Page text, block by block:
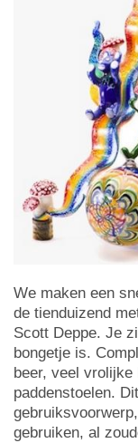
We maken een
de tienduizend
Scott Deppe. Je
bongetje is.
beer, veel
paddenstoelen.
gebruiken, al